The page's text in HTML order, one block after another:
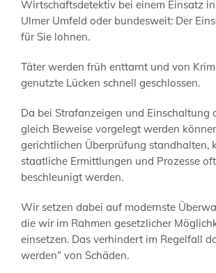
Wirtschaftsdetektiv bei einem Einsatz
Ulmer Umfeld oder bundesweit: Der
für Sie lohnen.
Täter werden früh enttarnt und von
genutzte Lücken schnell geschlossen.
Da bei Strafanzeigen und Einschaltung
gleich Beweise vorgelegt werden
gerichtlichen Überprüfung standhalten,
staatliche Ermittlungen und Prozesse
beschleunigt werden.
Wir setzen dabei auf modernste
die wir im Rahmen gesetzlicher
einsetzen. Das verhindert im Regelfall
werden“ von Schäden.